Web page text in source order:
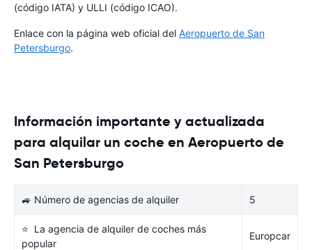
(código IATA) y ULLI (código ICAO).
Enlace con la página web oficial del Aeropuerto de San
Petersburgo.
Información importante y actualizada
para alquilar un coche en Aeropuerto de
San Petersburgo
🚙 Número de agencias de alquiler 5
⭐ La agencia de alquiler de coches más
popular
Europcar